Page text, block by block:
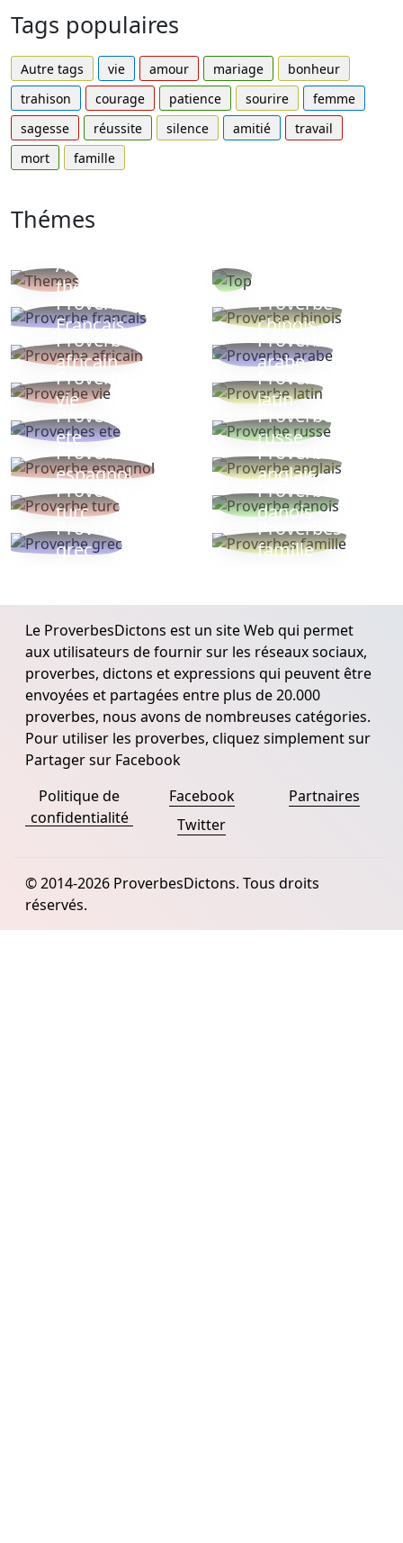
Tags populaires
Autre tags vie amour mariage
bonheur
trahison
courage patience sourire
femme
sagesse
réussite silence amitié
travail
mort
famille
Thémes
Autres
thèmes
Proverbe
Français
Proverbe
chinois
Proverbe
africain
Proverbe
arabe
Proverbe
vie
Proverbe
latin
Proverbes
ete
Proverbe
russe
Proverbe
espagnol
Proverbe
anglais
Proverbe
turc
Proverbe
danois
Proverbe
grec
Proverbes
famille
Le ProverbesDictons est un site Web qui permet
aux utilisateurs de fournir sur les réseaux sociaux,
proverbes, dictons et expressions qui peuvent être
envoyées et partagées entre plus de 20.000
proverbes, nous avons de nombreuses catégories.
Pour utiliser les proverbes, cliquez simplement sur
Partager sur Facebook
Politique de
confidentialité
Facebook
Twitter
Partnaires
© 2014-2026 ProverbesDictons. Tous droits
réservés.